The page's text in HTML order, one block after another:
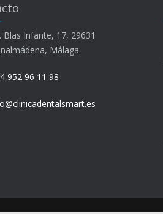
Blas Infante, 17, 29631
Málaga
952 96 11 98